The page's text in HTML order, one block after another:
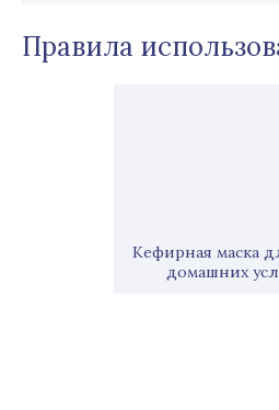
Правила
Кефирная маска
домашних